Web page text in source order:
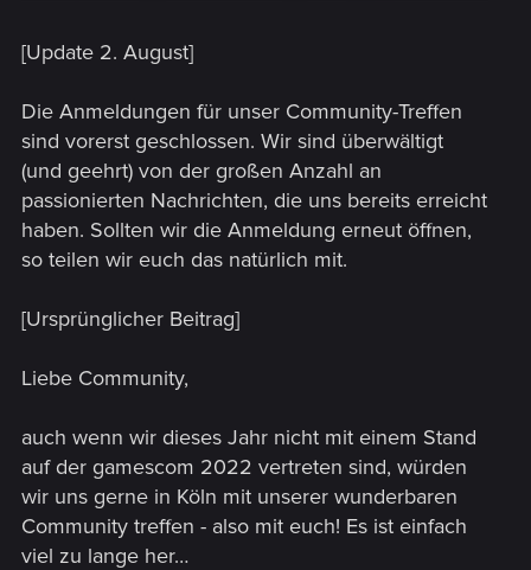
[Update 2. August]
Die Anmeldungen für unser Community-Treffen
sind vorerst geschlossen. Wir sind überwältigt
(und geehrt) von der großen Anzahl an
passionierten Nachrichten, die uns bereits erreicht
haben. Sollten wir die Anmeldung erneut öffnen,
so teilen wir euch das natürlich mit.
[Ursprünglicher Beitrag]
Liebe Community,
auch wenn wir dieses Jahr nicht mit einem Stand
auf der gamescom 2022 vertreten sind, würden
wir uns gerne in Köln mit unserer wunderbaren
Community treffen - also mit euch! Es ist einfach
viel zu lange her…